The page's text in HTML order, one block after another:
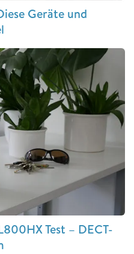
Geräte und
Test – DECT-